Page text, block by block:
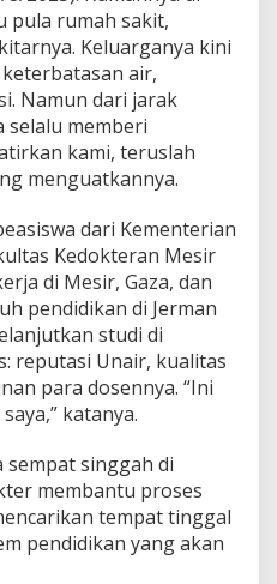
pula rumah sakit,
Keluarganya kini
air,
Namun dari jarak
selalu memberi
kami, teruslah
menguatkannya.
dari Kementerian
Kedokteran Mesir
di Mesir, Gaza, dan
pendidikan di Jerman
studi di
reputasi Unair, kualitas
para dosennya. “Ini
katanya.
sempat singgah di
membantu proses
tempat tinggal
pendidikan yang akan